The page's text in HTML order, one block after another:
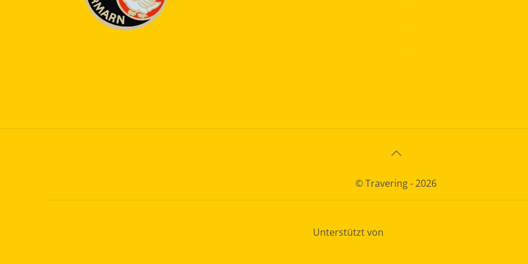
—
—
—
© Travering - 2026
Unterstützt von